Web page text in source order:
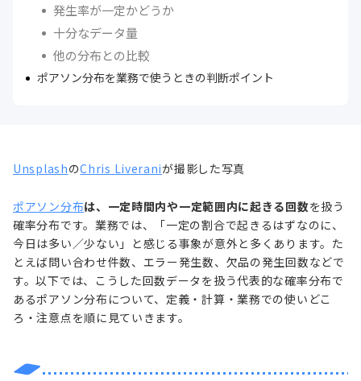
発生率が一定かどうか
十分なデータ量
他の分布との比較
ポアソン分布を業務で使うときの判断ポイント
UnsplashのChris Liveraniが撮影した写真
ポアソン分布は、一定時間内や一定範囲内に起きる回数を扱う
確率分布です。業務では、「一定の割合で起きるはずなのに、
今日は多い／少ない」と感じる事象が意外と多くあります。た
とえば問い合わせ件数、エラー発生数、欠品の発生回数などで
す。以下では、こうした回数データを扱う代表的な確率分布で
あるポアソン分布について、定義・計算・業務での使いどこ
ろ・注意点を順に見ていきます。